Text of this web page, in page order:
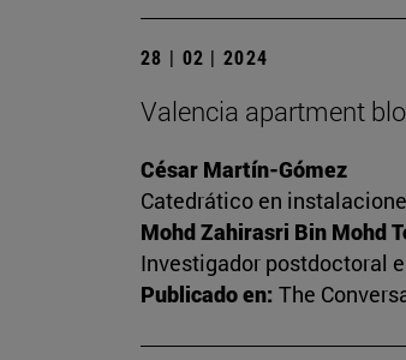
28 | 02 | 2024
Valencia apartment
César Martín-Gómez
Catedrático en
Mohd Zahirasri Bin Mohd
Investigador postdoctoral
Publicado en: The